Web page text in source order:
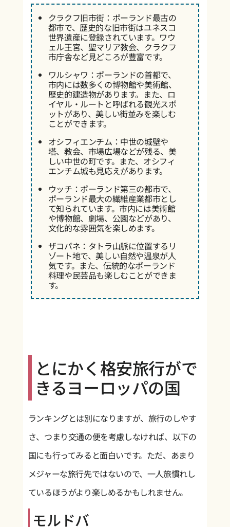
クラクフ旧市街：ポーランド最古の
都市で、歴史的な旧市街はユネスコ
世界遺産に登録されています。ワウ
ェル王宮、聖マリア教会、クラクフ
市庁舎など見どころが豊富です。
ワルシャワ：ポーランドの首都で、
市内には数多くの博物館や美術館、
歴史的建造物があります。また、ロ
イヤル・ルートと呼ばれる観光スポ
ットがあり、美しい街並みを楽しむ
ことができます。
オシフィエンチム：中世の城壁や
塔、教会、市場広場などが残る、美
しい中世の町です。また、オシフィ
エンチム城も見応えがあります。
ウッチ：ポーランド第三の都市で、
ポーランド最大の繊維産業都市とし
て知られています。市内には美術館
や博物館、劇場、公園などがあり、
文化的な雰囲気を楽しめます。
ザコパネ：タトラ山脈に位置するリ
ゾート地で、美しい自然や温泉が人
気です。また、伝統的なポーランド
料理や民芸品も楽しむことができま
す。
とにかく格安旅行がで
きるヨーロッパの国
ランキングとは別になりますが、旅行のしやす
さ、つまり交通の便を考慮しなければ、以下の
国にも行ってみると面白いです。ただ、あまり
メジャーな旅行先ではないので、一人旅慣れし
ているほうがより楽しめるかもしれません。
モルドバ